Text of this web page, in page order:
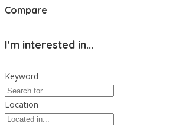
Compare
I'm interested in...
Keyword
Location